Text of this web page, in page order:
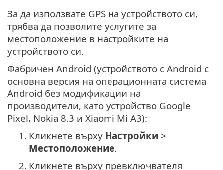
За да използвате GPS на устройството си,
трябва да позволите услугите за
местоположение в настройките на
устройството си.
Фабричен Android (устройството с Android с
основна версия на операционната система
Android без модификации на
производители, като устройство Google
Pixel, Nokia 8.3 и Xiaomi Mi A3):
1. Кликнете върху Настройки >
Местоположение.
2. Кликнете върху превключвателя